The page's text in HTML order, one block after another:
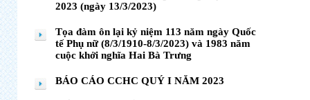
2023 (ngày 13/3/2023)
Tọa đàm ôn lại kỷ niệm 113 năm ngày Quốc
tế Phụ nữ (8/3/1910-8/3/2023) và 1983 năm
cuộc khởi nghĩa Hai Bà Trưng
BÁO CÁO CCHC QUÝ I NĂM 2023